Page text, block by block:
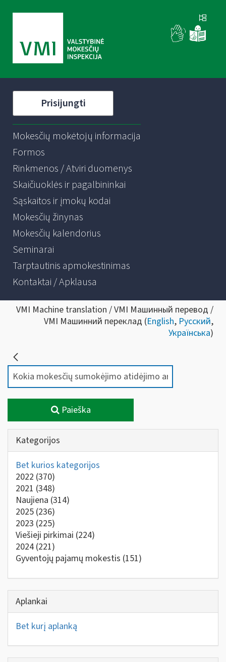
Prisijungti
Mokesčių mokėtojų informacija
Formos
Rinkmenos / Atviri duomenys
Skaičiuoklės ir pagalbininkai
Sąskaitos ir įmokų kodai
Mokesčių žinynas
Mokesčių kalendorius
Seminarai
Tarptautinis apmokestinimas
Kontaktai / Apklausa
VMI Machine translation / VMI Машинный перевод /
VMI Машинний переклад (English, Русский,
Українська)
Paieška
Kategorijos
Bet kurios kategorijos
2022 (370)
2021 (348)
Naujiena (314)
2025 (236)
2023 (225)
Viešieji pirkimai (224)
2024 (221)
Gyventojų pajamų mokestis (151)
Aplankai
Bet kurį aplanką